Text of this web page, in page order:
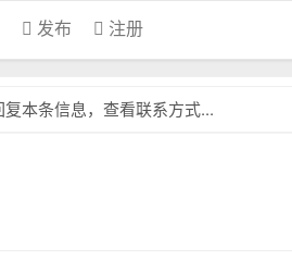
发布 注册
本条信息，查看联系方式...